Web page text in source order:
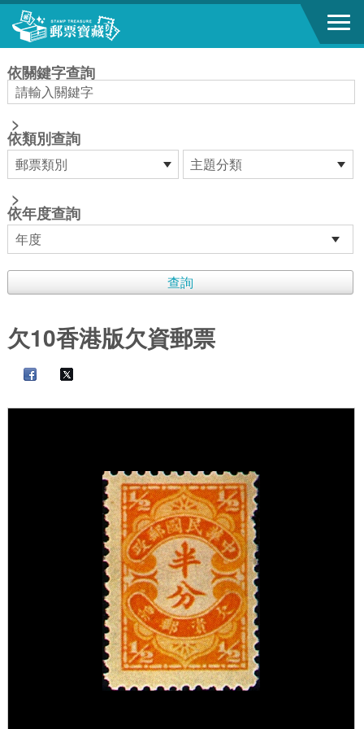
跳到主要內容區塊
依關鍵字查詢
>
依類別查詢
>
依年度查詢
欠10香港版欠資郵票